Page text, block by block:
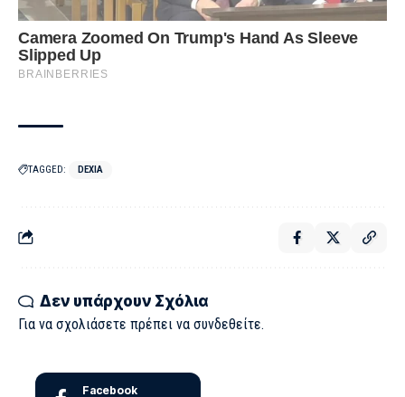
TAGGED: DEXIA
Δεν υπάρχουν Σχόλια
Για να σχολιάσετε πρέπει να συνδεθείτε.
Facebook